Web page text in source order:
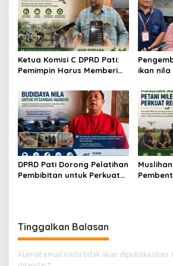
Ketua Komisi C DPRD Pati:
Pemimpin Harus Memberi
Menjaga Lingkungan
ikan
DPRD Pati Dorong Pelatihan
Pembibitan untuk Perkuat
Tinggalkan Balasan
Alamat email Anda tidak akan dipublikasikan.